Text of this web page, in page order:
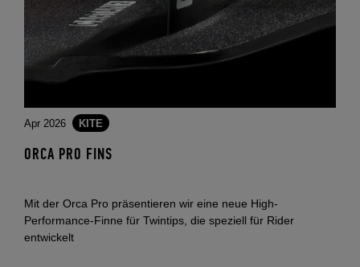
Apr 2026 KITE
ORCA PRO FINS
Mit der Orca Pro präsentieren wir eine neue High-
Performance-Finne für Twintips, die speziell für Rider
entwickelt